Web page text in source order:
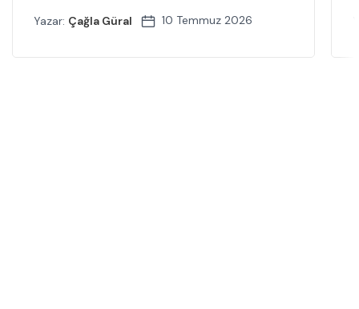
Yazar: Çağla Güral 10 Temmuz 2026